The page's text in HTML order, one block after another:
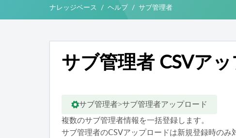
ナレッジベース ヘルプ サブ管理者
サブ管理者 CSVア
サブ管理者>サブ管理者アップロード
複数のサブ管理者情報を一括登録します。
サブ管理者のCSVアップロードは新規登録時の